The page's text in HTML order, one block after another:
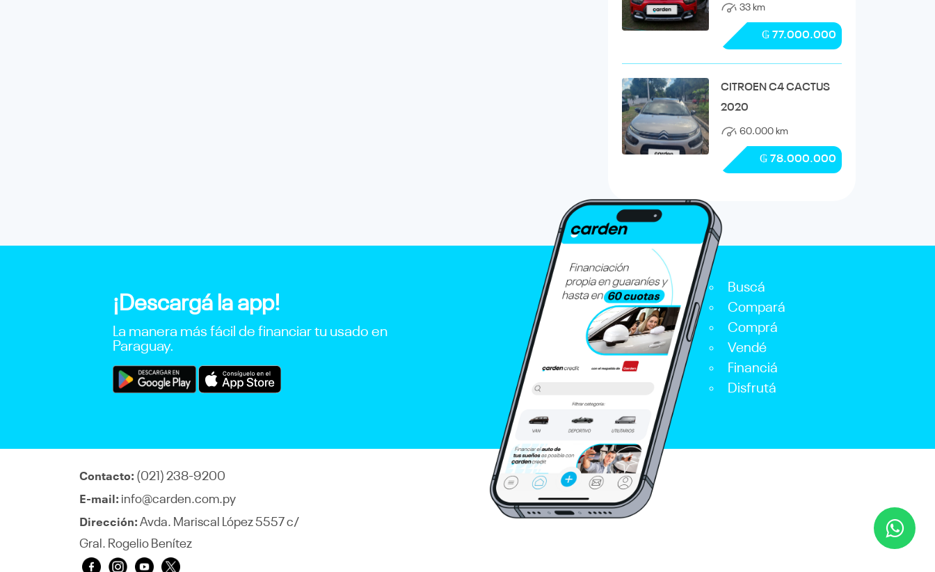
33 km
₲ 77.000.000
CITROEN C4 CACTUS
2020
60.000 km
₲ 78.000.000
¡Descargá la app!
La manera más fácil de financiar tu usado en
Paraguay.
Buscá
Compará
Comprá
Vendé
Financiá
Disfrutá
Contacto: (021) 238-9200
E-mail: info@carden.com.py
Dirección: Avda. Mariscal López 5557 c/
Gral. Rogelio Benítez